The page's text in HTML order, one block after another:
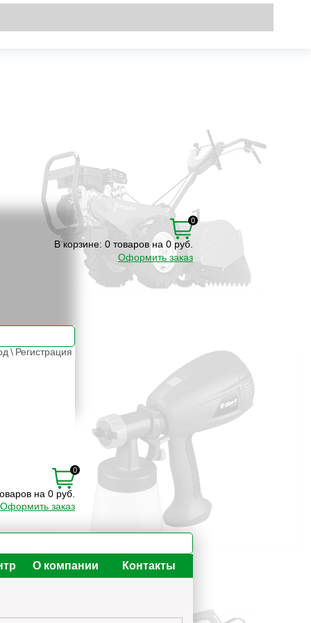
0
В корзине: 0 товаров на 0 руб.
Оформить заказ
\ Регистрация
0
на 0 руб.
Оформить заказ
О компании Контакты